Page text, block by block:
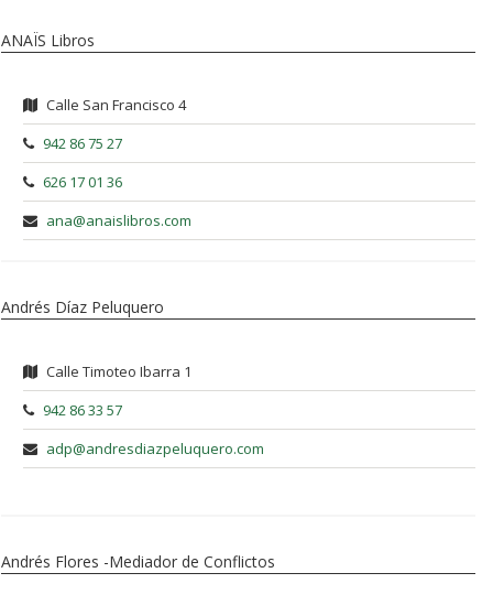
ANAÏS Libros
Calle San Francisco 4
942 86 75 27
626 17 01 36
ana@anaislibros.com
Andrés Díaz Peluquero
Calle Timoteo Ibarra 1
942 86 33 57
adp@andresdiazpeluquero.com
Andrés Flores -Mediador de Conflictos